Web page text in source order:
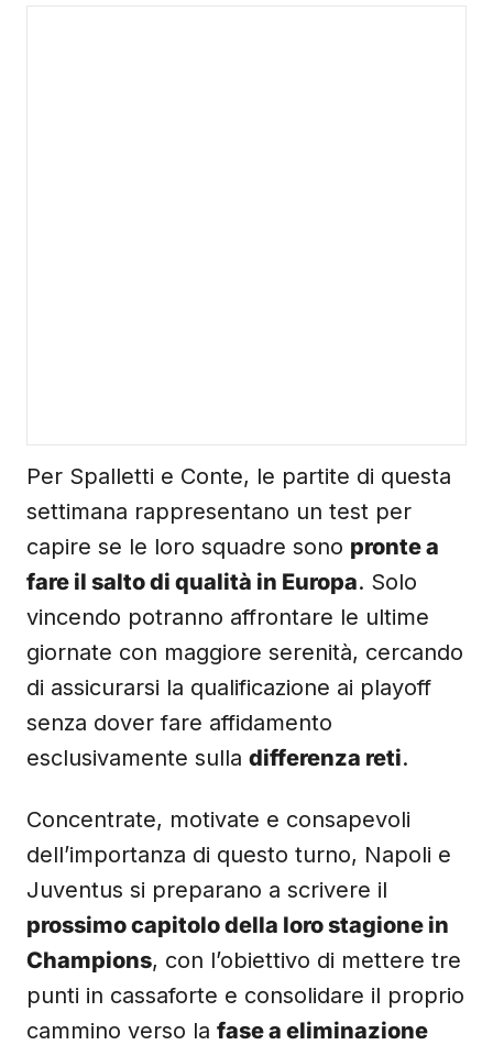
Per Spalletti e Conte, le partite di questa
settimana rappresentano un test per
capire se le loro squadre sono pronte a
fare il salto di qualità in Europa. Solo
vincendo potranno affrontare le ultime
giornate con maggiore serenità, cercando
di assicurarsi la qualificazione ai playoff
senza dover fare affidamento
esclusivamente sulla differenza reti.
Concentrate, motivate e consapevoli
dell’importanza di questo turno, Napoli e
Juventus si preparano a scrivere il
prossimo capitolo della loro stagione in
Champions, con l’obiettivo di mettere tre
punti in cassaforte e consolidare il proprio
cammino verso la fase a eliminazione